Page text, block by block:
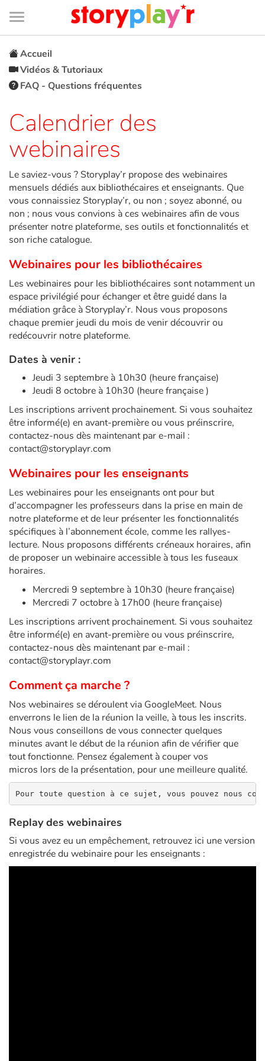
Connexion
Bibliothèque
de
page
Menu
Je me connecte
Tester gratuitement
Bibliothèque
Prix
Accueil
Contes d'ici et d'ailleurs
Fable, mythe, littérature et poésie
Princesses et princes, rois, reines et dragons
Ogres, monstres et sorcières
Héroïnes et héros
Écologie, nature, saisons
Les animaux
Voyage, épopée, enquête, aventure
Autour du monde
Apprentissage
Art, espace, activité
Documentaires
En famille
Quotidien et loisirs
À l'école
Fêtes et évènements
Amour et amitié
Sujets de société
Émotions et sentiments
Formats et illustrations
Catalogue anglais
Accueil
Vidéos & Tutoriaux
FAQ - Questions fréquentes
Calendrier des
webinaires
Le saviez-vous ? Storyplay’r propose des webinaires
mensuels dédiés aux bibliothécaires et enseignants. Que
vous connaissiez Storyplay’r, ou non ; soyez abonné, ou
non ; nous vous convions à ces webinaires afin de vous
présenter notre plateforme, ses outils et fonctionnalités et
son riche catalogue.
Webinaires pour les bibliothécaires
Les webinaires pour les bibliothécaires sont notamment un
espace privilégié pour échanger et être guidé dans la
médiation grâce à Storyplay’r. Nous vous proposons
chaque premier jeudi du mois de venir découvrir ou
redécouvrir notre plateforme.
Dates à venir :
Jeudi 3 septembre à 10h30 (heure française)
Jeudi 8 octobre à 10h30 (heure française )
Les inscriptions arrivent prochainement. Si vous souhaitez
être informé(e) en avant-première ou vous préinscrire,
contactez-nous dès maintenant par e-mail :
contact@storyplayr.com
Webinaires pour les enseignants
Les webinaires pour les enseignants ont pour but
d’accompagner les professeurs dans la prise en main de
notre plateforme et de leur présenter les fonctionnalités
spécifiques à l’abonnement école, comme les rallyes-
lecture. Nous proposons différents créneaux horaires, afin
de proposer un webinaire accessible à tous les fuseaux
horaires.
Mercredi 9 septembre à 10h30 (heure française)
Mercredi 7 octobre à 17h00 (heure française)
Les inscriptions arrivent prochainement. Si vous souhaitez
être informé(e) en avant-première ou vous préinscrire,
contactez-nous dès maintenant par e-mail :
contact@storyplayr.com
Comment ça marche ?
Nos webinaires se déroulent via GoogleMeet. Nous
enverrons le lien de la réunion la veille, à tous les inscrits.
Nous vous conseillons de vous connecter quelques
minutes avant le début de la réunion afin de vérifier que
tout fonctionne. Pensez également à couper vos
micros lors de la présentation, pour une meilleure qualité.
Pour toute question à ce sujet, vous pouvez nous
Replay des webinaires
Si vous avez eu un empêchement, retrouvez ici une version
enregistrée du webinaire pour les enseignants :